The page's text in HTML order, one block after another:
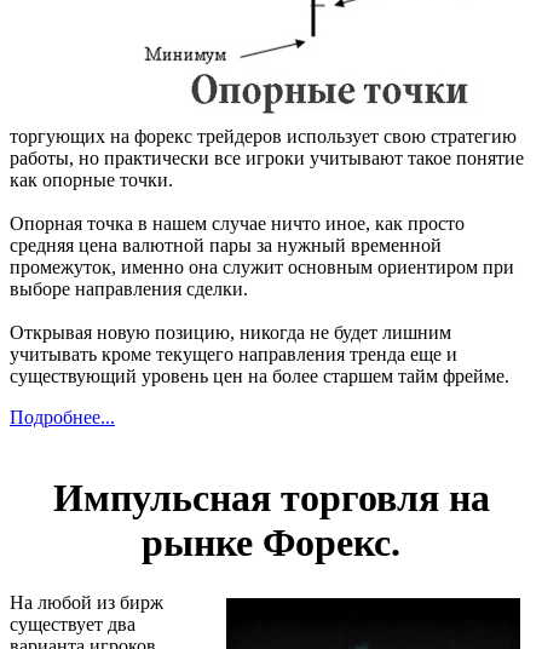
торгующих на форекс трейдеров использует свою стратегию
работы, но практически все игроки учитывают такое понятие
как опорные точки.
Опорная точка в нашем случае ничто иное, как просто
средняя цена валютной пары за нужный временной
промежуток, именно она служит основным ориентиром при
выборе направления сделки.
Открывая новую позицию, никогда не будет лишним
учитывать кроме текущего направления тренда еще и
существующий уровень цен на более старшем тайм фрейме.
Подробнее...
Импульсная торговля на
рынке Форекс.
На любой из бирж
существует два